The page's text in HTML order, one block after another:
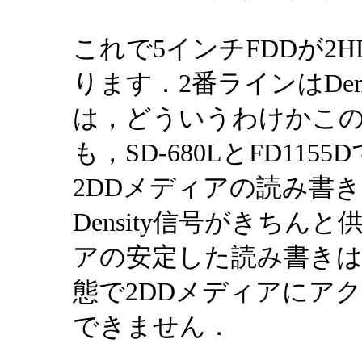
これで5インチFDDが
ります．2番ラインは
は，どういうわけかこ
も，SD-680Lと
2DDメディアの読み書
Density信号がきちんと
アの安定した読み書き
態で2DDメディアにア
できません．